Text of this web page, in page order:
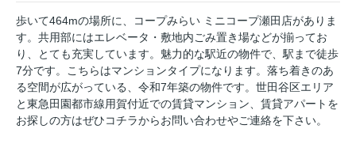
歩いて464mの場所に、コープみらい ミニコープ瀬田店がありま
す。共用部にはエレベータ・敷地内ごみ置き場などが揃ってお
り、とても充実しています。魅力的な駅近の物件で、駅まで徒歩
7分です。こちらはマンションタイプになります。落ち着きのあ
る空間が広がっている、令和7年築の物件です。世田谷区エリア
と東急田園都市線用賀付近での賃貸マンション、賃貸アパートを
お探しの方はぜひコチラからお問い合わせやご連絡を下さい。